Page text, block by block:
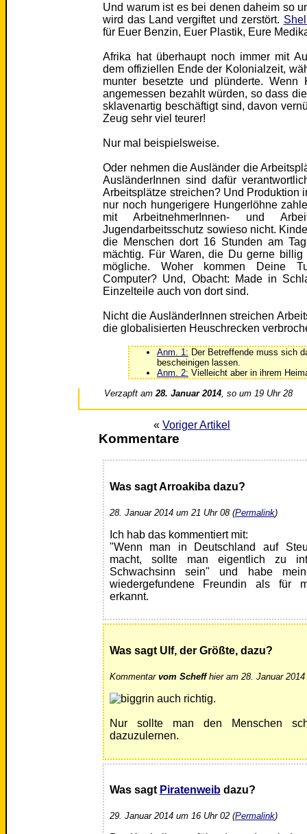
Und warum ist es bei denen daheim so
wird das Land vergiftet und zerstört.
für Euer Benzin, Euer Plastik, Eure
Afrika hat überhaupt noch immer mit
dem offiziellen Ende der Kolonialzeit,
munter besetzte und plünderte.
angemessen bezahlt würden, so dass
sklavenartig beschäftigt sind, davon
Zeug sehr viel teurer!
Nur mal beispielsweise.
Oder nehmen die Ausländer die
AusländerInnen sind dafür
Arbeitsplätze streichen? Und Produktion
nur noch hungerigere Hungerlöhne
mit ArbeitnehmerInnen- und
Jugendarbeitsschutz sowieso nicht.
die Menschen dort 16 Stunden am
mächtig. Für Waren, die Du gerne
mögliche. Woher kommen Deine
Computer? Und, Obacht: Made in
Einzelteile auch von dort sind.
Nicht die AusländerInnen streichen
die globalisierten Heuschrecken
Anm. 1: Der Betreffende muss sich
bescheinigen lassen.
Anm. 2: Vielleicht aber in ihrem
Verzapft am28. Januar 2014, so um 19 Uhr 28
« Voriger Artikel
Kommentare
Was sagt Arroakiba dazu?
28. Januar 2014 um 21 Uhr 08 (Permalink)
Ich hab das kommentiert mit:
"Wenn man in Deutschland auf
macht, sollte man eigentlich zu
Schwachsinn sein" und habe
wiedergefundene Freundin als für
erkannt.
Was sagt Ulf, der Größte, dazu?
Kommentar vom Scheffhier am 28. Januar 2014
auch richtig.
Nur sollte man den Menschen
dazuzulernen.
Was sagt Piratenweibdazu?
29. Januar 2014 um 16 Uhr 02 (Permalink)